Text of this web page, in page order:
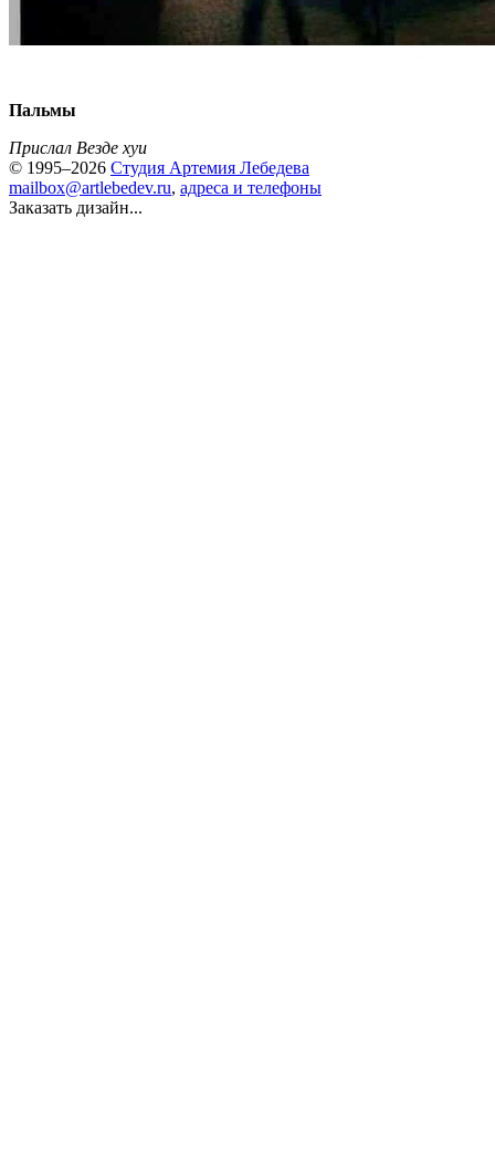
Пальмы
Прислал Везде хуи
© 1995–2026 Студия Артемия Лебедева
mailbox@artlebedev.ru, адреса и телефоны
Заказать дизайн...